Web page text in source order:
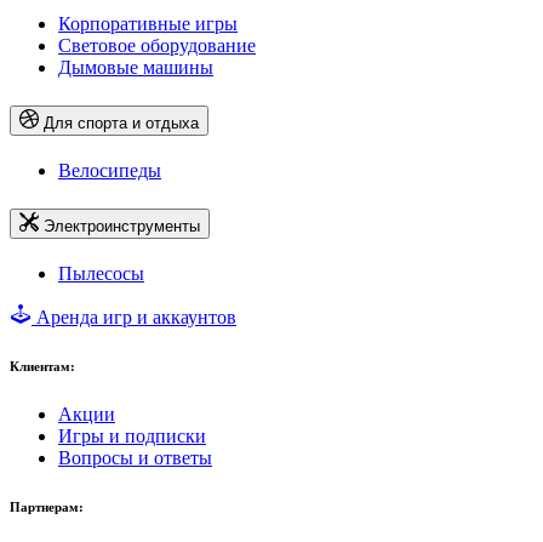
Корпоративные игры
Световое оборудование
Дымовые машины
Для спорта и отдыха
Велосипеды
Электроинструменты
Пылесосы
Аренда игр и аккаунтов
Клиентам:
Акции
Игры и подписки
Вопросы и ответы
Партнерам: